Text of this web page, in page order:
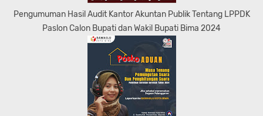
Pengumuman Hasil Audit Kantor Akuntan Publik Tentang LPPDK
Paslon Calon Bupati dan Wakil Bupati Bima 2024